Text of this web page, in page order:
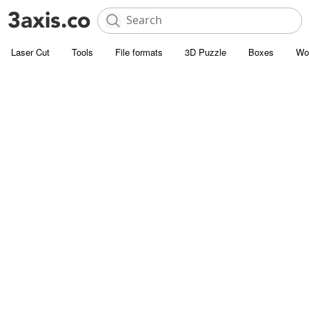
Laser Cut Tools File formats 3D Puzzle Boxes